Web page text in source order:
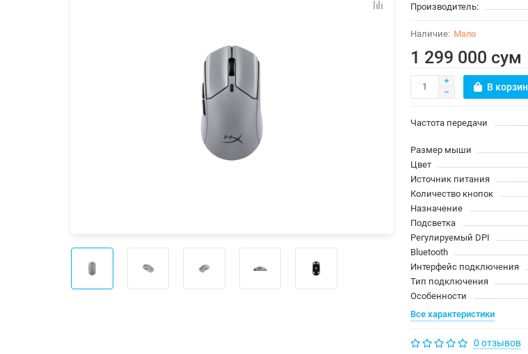
Производитель:
Мало
1 299 000 сум
В
Частота передачи
Размер мыши
Цвет
Источник питания
Количество кнопок
Назначение
Подсветка
Регулируемый DPI
Bluetooth
Интерфейс подключения
Тип подключения
Особенности
Все характеристики
0 отзывов